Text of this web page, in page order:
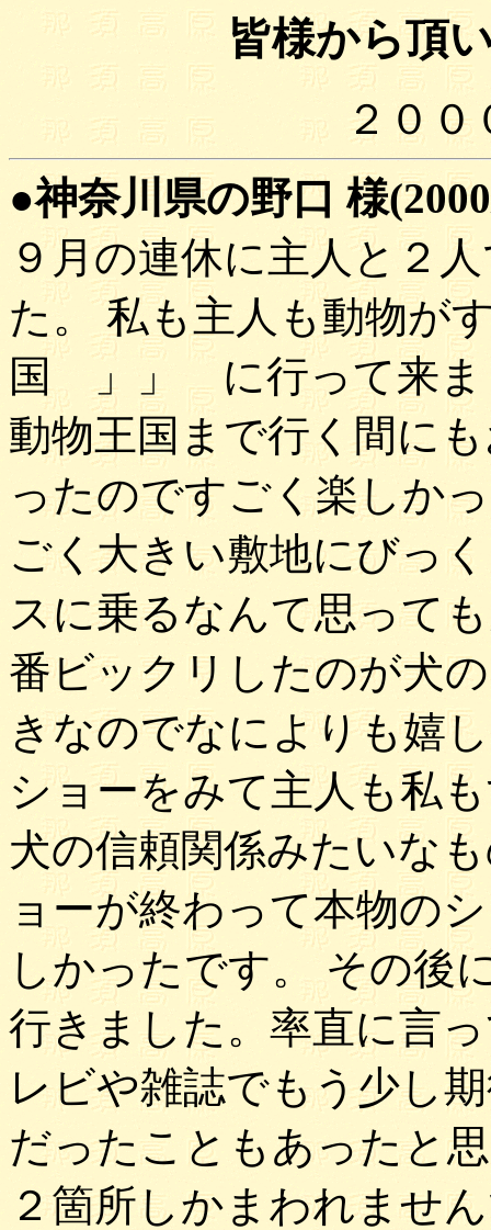
皆様から頂
２０
●神奈川県の野口 様
９月の連休に主人と２
た。 私も主人も動物
国 」」 に行って来ま
動物王国まで行く間に
ったのですごく楽しか
ごく大きい敷地にびっ
スに乗るなんて思って
番ビックリしたのが犬
きなのでなによりも嬉
ショーをみて主人も私
犬の信頼関係みたいな
ョーが終わって本物の
しかったです。 その後
行きました。率直に言
レビや雑誌でもう少し
だったこともあったと
２箇所しかまわれませ